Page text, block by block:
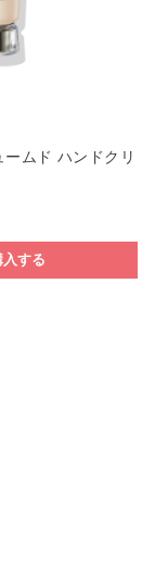
ムド ハンドクリ
する